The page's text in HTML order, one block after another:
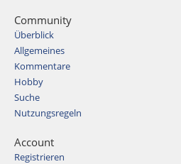
Community
Überblick
Allgemeines
Kommentare
Hobby
Suche
Nutzungsregeln
Account
Registrieren